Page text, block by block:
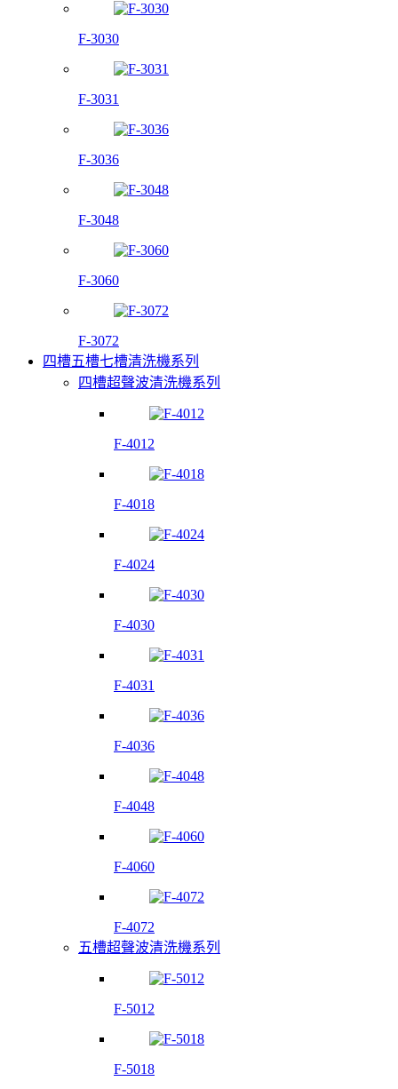
F-3030
F-3031
F-3036
F-3048
F-3060
F-3072
四槽五槽七槽清洗機系列
四槽超聲波清洗機系列
F-4012
F-4018
F-4024
F-4030
F-4031
F-4036
F-4048
F-4060
F-4072
五槽超聲波清洗機系列
F-5012
F-5018